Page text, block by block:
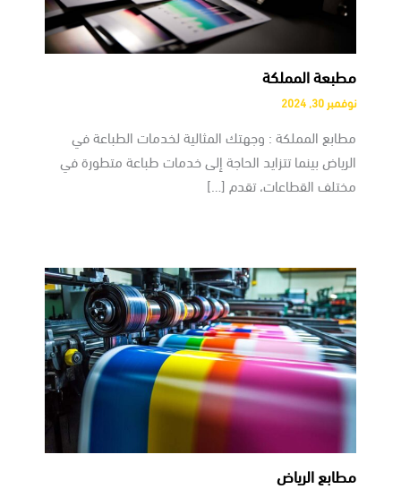
مطبعة المملكة
نوفمبر 30, 2024
مطابع المملكة : وجهتك المثالية لخدمات الطباعة في
الرياض بينما تتزايد الحاجة إلى خدمات طباعة متطورة في
مختلف القطاعات، تقدم […]
مطابع الرياض